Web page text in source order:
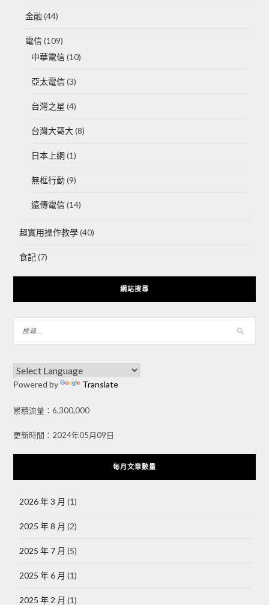
金融 (44)
電信(109)
中華電信(10)
亞太電信(3)
台灣之星 (4)
台灣大哥大(8)
日本上網(1)
無框行動(9)
遠傳電信(14)
超實用操作教學(40)
食記(7)
網站搜尋
Powered by Translate
累積流量：6,300,000
更新時間：2024年05月09日
每月文章數量
2026 年 3 月 (1)
2025 年 8 月 (2)
2025 年 7 月 (5)
2025 年 6 月 (1)
2025 年 2 月 (1)